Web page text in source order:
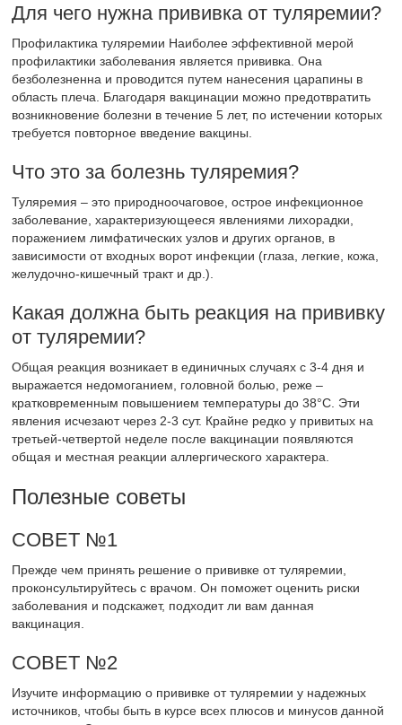
Для чего нужна прививка от туляремии?
Профилактика туляремии Наиболее эффективной мерой
профилактики заболевания является прививка. Она
безболезненна и проводится путем нанесения царапины в
область плеча. Благодаря вакцинации можно предотвратить
возникновение болезни в течение 5 лет, по истечении которых
требуется повторное введение вакцины.
Что это за болезнь туляремия?
Туляремия – это природноочаговое, острое инфекционное
заболевание, характеризующееся явлениями лихорадки,
поражением лимфатических узлов и других органов, в
зависимости от входных ворот инфекции (глаза, легкие, кожа,
желудочно-кишечный тракт и др.).
Какая должна быть реакция на прививку
от туляремии?
Общая реакция возникает в единичных случаях с 3-4 дня и
выражается недомоганием, головной болью, реже –
кратковременным повышением температуры до 38°С. Эти
явления исчезают через 2-3 сут. Крайне редко у привитых на
третьей-четвертой неделе после вакцинации появляются
общая и местная реакции аллергического характера.
Полезные советы
СОВЕТ №1
Прежде чем принять решение о прививке от туляремии,
проконсультируйтесь с врачом. Он поможет оценить риски
заболевания и подскажет, подходит ли вам данная
вакцинация.
СОВЕТ №2
Изучите информацию о прививке от туляремии у надежных
источников, чтобы быть в курсе всех плюсов и минусов данной